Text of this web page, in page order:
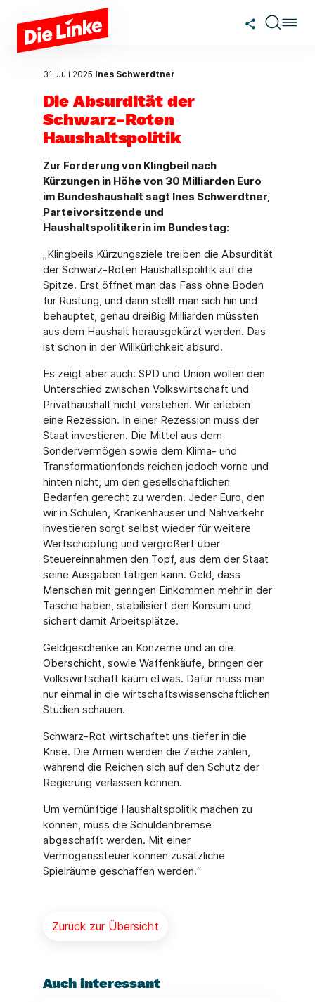
Zum Hauptinhalt springen
31. Juli 2025 Ines Schwerdtner
Die Absurdität der
Schwarz-Roten
Haushaltspolitik
Zur Forderung von Klingbeil nach
Kürzungen in Höhe von 30 Milliarden Euro
im Bundeshaushalt sagt Ines Schwerdtner,
Parteivorsitzende und
Haushaltspolitikerin im Bundestag:
„Klingbeils Kürzungsziele treiben die Absurdität
der Schwarz-Roten Haushaltspolitik auf die
Spitze. Erst öffnet man das Fass ohne Boden
für Rüstung, und dann stellt man sich hin und
behauptet, genau dreißig Milliarden müssten
aus dem Haushalt herausgekürzt werden. Das
ist schon in der Willkürlichkeit absurd.
Es zeigt aber auch: SPD und Union wollen den
Unterschied zwischen Volkswirtschaft und
Privathaushalt nicht verstehen. Wir erleben
eine Rezession. In einer Rezession muss der
Staat investieren. Die Mittel aus dem
Sondervermögen sowie dem Klima- und
Transformationfonds reichen jedoch vorne und
hinten nicht, um den gesellschaftlichen
Bedarfen gerecht zu werden. Jeder Euro, den
wir in Schulen, Krankenhäuser und Nahverkehr
investieren sorgt selbst wieder für weitere
Wertschöpfung und vergrößert über
Steuereinnahmen den Topf, aus dem der Staat
seine Ausgaben tätigen kann. Geld, dass
Menschen mit geringen Einkommen mehr in der
Tasche haben, stabilisiert den Konsum und
sichert damit Arbeitsplätze.
Geldgeschenke an Konzerne und an die
Oberschicht, sowie Waffenkäufe, bringen der
Volkswirtschaft kaum etwas. Dafür muss man
nur einmal in die wirtschaftswissenschaftlichen
Studien schauen.
Schwarz-Rot wirtschaftet uns tiefer in die
Krise. Die Armen werden die Zeche zahlen,
während die Reichen sich auf den Schutz der
Regierung verlassen können.
Um vernünftige Haushaltspolitik machen zu
können, muss die Schuldenbremse
abgeschafft werden. Mit einer
Vermögenssteuer können zusätzliche
Spielräume geschaffen werden.“
Zurück zur Übersicht
Auch interessant